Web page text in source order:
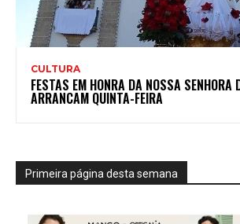
CULTURA
FESTAS EM HONRA DA NOSSA SENHORA
ARRANCAM QUINTA-FEIRA
Primeira página desta semana